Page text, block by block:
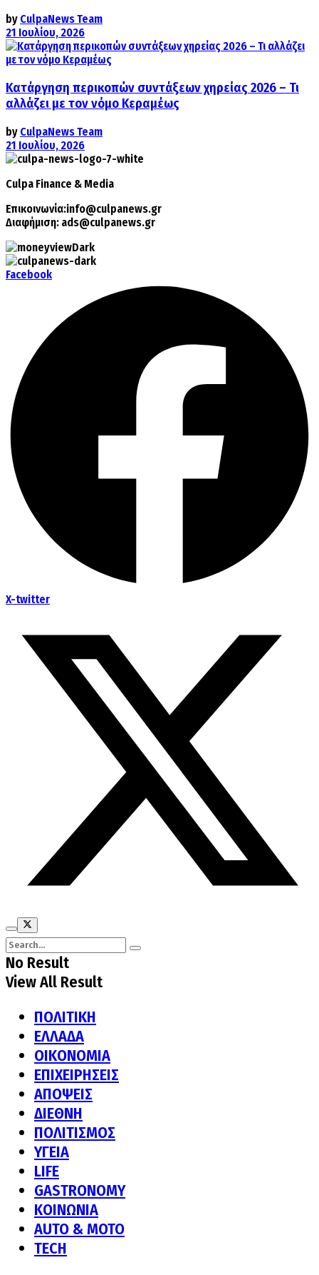
by CulpaNews Team
21 Ιουλίου, 2026
Κατάργηση περικοπών συντάξεων χηρείας 2026 – Τι
αλλάζει με τον νόμο Κεραμέως
by CulpaNews Team
21 Ιουλίου, 2026
Culpa Finance & Media
Επικοινωνία:info@culpanews.gr
Διαφήμιση: ads@culpanews.gr
Facebook
X-twitter
No Result
View All Result
ΠΟΛΙΤΙΚΗ
ΕΛΛΑΔΑ
ΟΙΚΟΝΟΜΙΑ
ΕΠΙΧΕΙΡΗΣΕΙΣ
ΑΠΟΨΕΙΣ
ΔΙΕΘΝΗ
ΠΟΛΙΤΙΣΜΟΣ
ΥΓΕΙΑ
LIFE
GASTRONOMY
ΚΟΙΝΩΝΙΑ
AUTO & MOTO
TECH